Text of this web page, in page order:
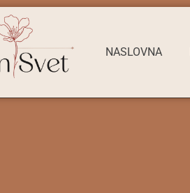
NASLOVNA